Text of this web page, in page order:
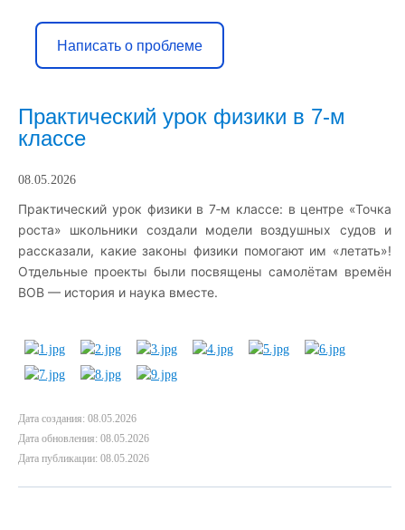
Написать о проблеме
Практический урок физики в 7‑м
классе
08.05.2026
Практический урок физики в 7‑м классе: в центре «Точка
роста» школьники создали модели воздушных судов и
рассказали, какие законы физики помогают им «летать»!
Отдельные проекты были посвящены самолётам времён
ВОВ — история и наука вместе.
Дата создания: 08.05.2026
Дата обновления: 08.05.2026
Дата публикации: 08.05.2026